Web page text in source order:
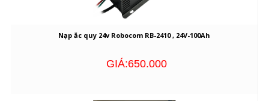
Nạp ắc quy 24v Robocom RB-2410 , 24V-100Ah
GIÁ:650.000